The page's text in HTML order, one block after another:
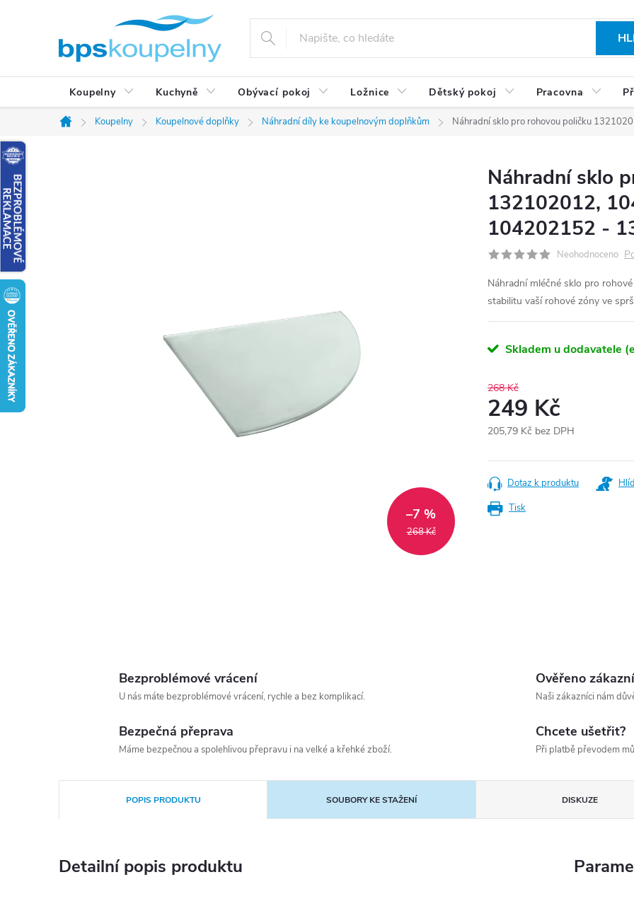
Koupelny Kuchyně Obývací pokoj Ložnice Dětský pokoj Pracovna
Domů
Koupelny Koupelnové doplňky Náhradní díly ke koupelnovým doplňkům Náhradní sklo pro rohovou poličku
268 Kč
–7 %
Náhradní sklo
132102012,
104202152 -
Neohodnoceno
Náhradní mléčné sklo pro
stabilitu vaší rohové zóny ve
Skladem u dodavatele
268 Kč
249 Kč
205,79 Kč bez DPH
cena:
Tisk
Dotaz k produktu
Bezproblémové vrácení
U nás máte bezproblémové vrácení, rychle a bez komplikací.
Ověřeno
Naši zákazníci nám
Bezpečná přeprava
Máme bezpečnou a spolehlivou přepravu i na velké a křehké zboží.
Chcete ušetřit?
Při platbě převodem
POPIS PRODUKTU SOUBORY KE STAŽENÍ DISKUZE
Detailní popis produktu